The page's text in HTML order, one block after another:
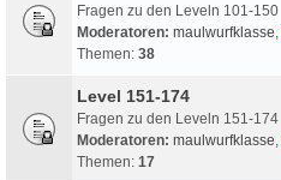
Fragen zu den Leveln 101-150
Moderatoren: maulwurfklasse,
Themen: 38
Level 151-174
Fragen zu den Leveln 151-174
Moderatoren: maulwurfklasse,
Themen: 17